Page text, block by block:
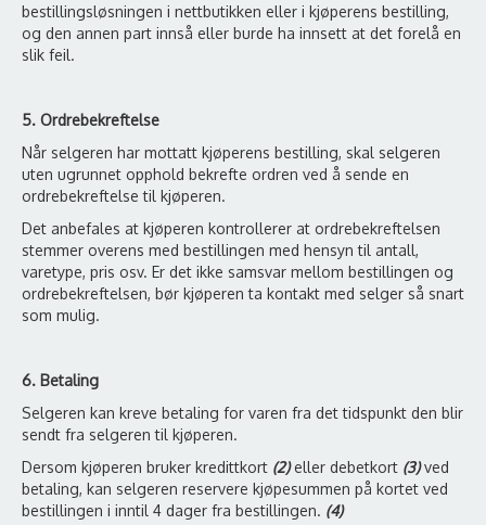
bestillingsløsningen i nettbutikken eller i kjøperens bestilling,
og den annen part innså eller burde ha innsett at det forelå en
slik feil.
5. Ordrebekreftelse
Når selgeren har mottatt kjøperens bestilling, skal selgeren
uten ugrunnet opphold bekrefte ordren ved å sende en
ordrebekreftelse til kjøperen.
Det anbefales at kjøperen kontrollerer at ordrebekreftelsen
stemmer overens med bestillingen med hensyn til antall,
varetype, pris osv. Er det ikke samsvar mellom bestillingen og
ordrebekreftelsen, bør kjøperen ta kontakt med selger så snart
som mulig.
6. Betaling
Selgeren kan kreve betaling for varen fra det tidspunkt den blir
sendt fra selgeren til kjøperen.
Dersom kjøperen bruker kredittkort (2)eller debetkort (3)ved
betaling, kan selgeren reservere kjøpesummen på kortet ved
bestillingen i inntil 4 dager fra bestillingen. (4)